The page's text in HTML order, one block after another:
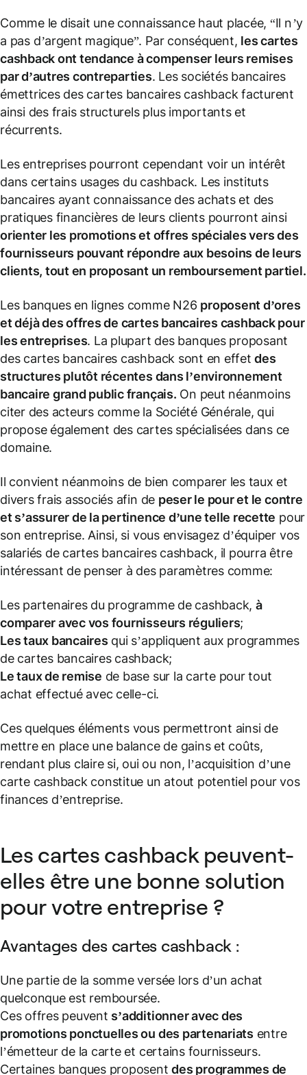
Comme le disait une connaissance haut placée, “Il n’y
a pas d’argent magique”. Par conséquent, les cartes
cashback ont tendance à compenser leurs remises
par d’autres contreparties. Les sociétés bancaires
émettrices des cartes bancaires cashback facturent
ainsi des frais structurels plus importants et
récurrents.
Les entreprises pourront cependant voir un intérêt
dans certains usages du cashback. Les instituts
bancaires ayant connaissance des achats et des
pratiques financières de leurs clients pourront ainsi
orienter les promotions et offres spéciales vers des
fournisseurs pouvant répondre aux besoins de leurs
clients, tout en proposant un remboursement partiel.
Les banques en lignes comme N26 proposent d’ores
et déjà des offres de cartes bancaires cashback pour
les entreprises. La plupart des banques proposant
des cartes bancaires cashback sont en effetdes
structures plutôt récentes dans l’environnement
bancaire grand public français. On peut néanmoins
citer des acteurs comme la Société Générale, qui
propose également des cartes spécialisées dans ce
domaine.
Il convient néanmoins de bien comparer les taux et
divers frais associés afin de peser le pour et le contre
et s’assurer de la pertinence d’une telle recette pour
son entreprise. Ainsi, si vous envisagez d’équiper vos
salariés de cartes bancaires cashback, il pourra être
intéressant de penser à des paramètres comme:
Les partenaires du programme de cashback, à
comparer avec vos fournisseurs réguliers;
Les taux bancaires qui s’appliquent aux programmes
de cartes bancaires cashback;
Le taux de remise de base sur la carte pour tout
achat effectué avec celle-ci.
Ces quelques éléments vous permettront ainsi de
mettre en place une balance de gains et coûts,
rendant plus claire si, oui ou non, l’acquisition d’une
carte cashback constitue un atout potentiel pour vos
finances d’entreprise.
Les cartes cashback peuvent-
elles être une bonne solution
pour votre entreprise ?
Avantages des cartes cashback :
Une partie de la somme versée lors d’un achat
quelconque est remboursée.
Ces offres peuvent s’additionner avec des
promotions ponctuelles ou des partenariats entre
l’émetteur de la carte et certains fournisseurs.
Certaines banques proposentdes programmes de